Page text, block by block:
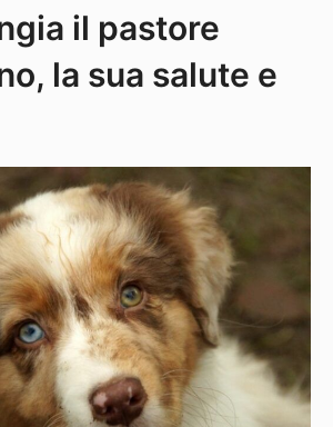
il pastore
la sua salute e